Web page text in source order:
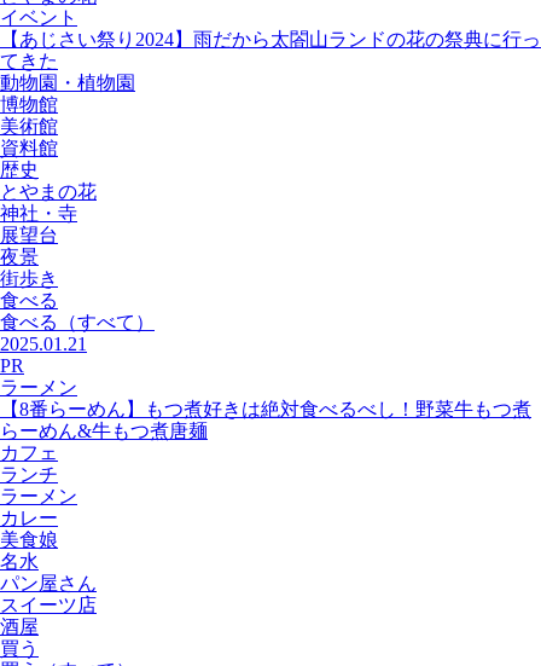
イベント
【あじさい祭り2024】雨だから太閤山ランドの花の祭典に行っ
てきた
動物園・植物園
博物館
美術館
資料館
歴史
とやまの花
神社・寺
展望台
夜景
街歩き
食べる
食べる
（すべて）
2025.01.21
PR
ラーメン
【8番らーめん】もつ煮好きは絶対食べるべし！野菜牛もつ煮
らーめん&牛もつ煮唐麺
カフェ
ランチ
ラーメン
カレー
美食娘
名水
パン屋さん
スイーツ店
酒屋
買う